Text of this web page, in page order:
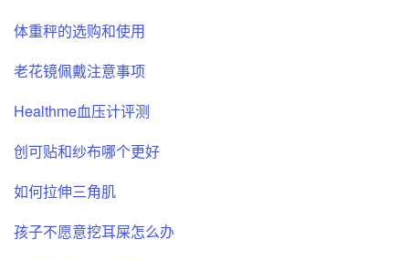
体重秤的选购和使用
老花镜佩戴注意事项
Healthme血压计评测
创可贴和纱布哪个更好
如何拉伸三角肌
孩子不愿意挖耳屎怎么办